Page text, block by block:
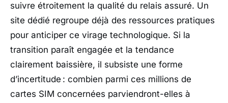
suivre étroitement la qualité du relais assuré. Un
site dédié regroupe déjà des ressources pratiques
pour anticiper ce virage technologique. Si la
transition paraît engagée et la tendance
clairement baissière, il subsiste une forme
d’incertitude : combien parmi ces millions de
cartes SIM concernées parviendront-elles à